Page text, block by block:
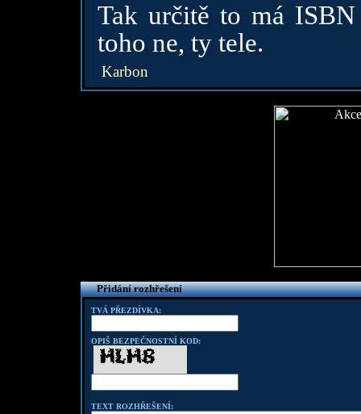
Tak určitě to má
toho ne, ty tele.
Karbon
Přidání rozhřešení
TVÁ PŘEZDÍVKA:
OPIŠ BEZPEČNOSTNÍ KOD:
TEXT ROZHŘEŠENÍ: